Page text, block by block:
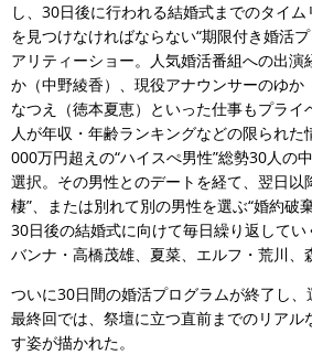
し、30日後に行われる結婚式までのタイ
を見つけなければならない“期限付き婚活
アリティーショー。人気婚活番組への出
か（中野綾香）、現役アナウンサーのゆか
なつえ（徳本夏恵）といった仕事もプライ
人が年収・年齢ランキングなどの限られ
000万円超えの“ハイスぺ男性”総勢30人の
選択。その男性とのデートを経て、翌日以
棲”、または別れて別の男性を選ぶ“婚約破
30日後の結婚式に向けて毎日繰り返して
バンナ・高橋茂雄、夏菜、エルフ・荒川、
ついに30日間の婚活プログラムが終了し、
最終回では、祭壇に立つ直前までのリアル
す姿が描かれた。